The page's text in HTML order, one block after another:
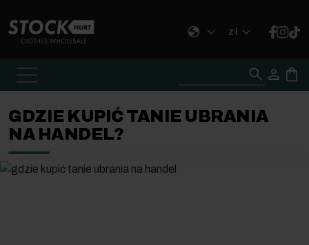
zł
GDZIE KUPIĆ TANIE UBRANIA
NA HANDEL?